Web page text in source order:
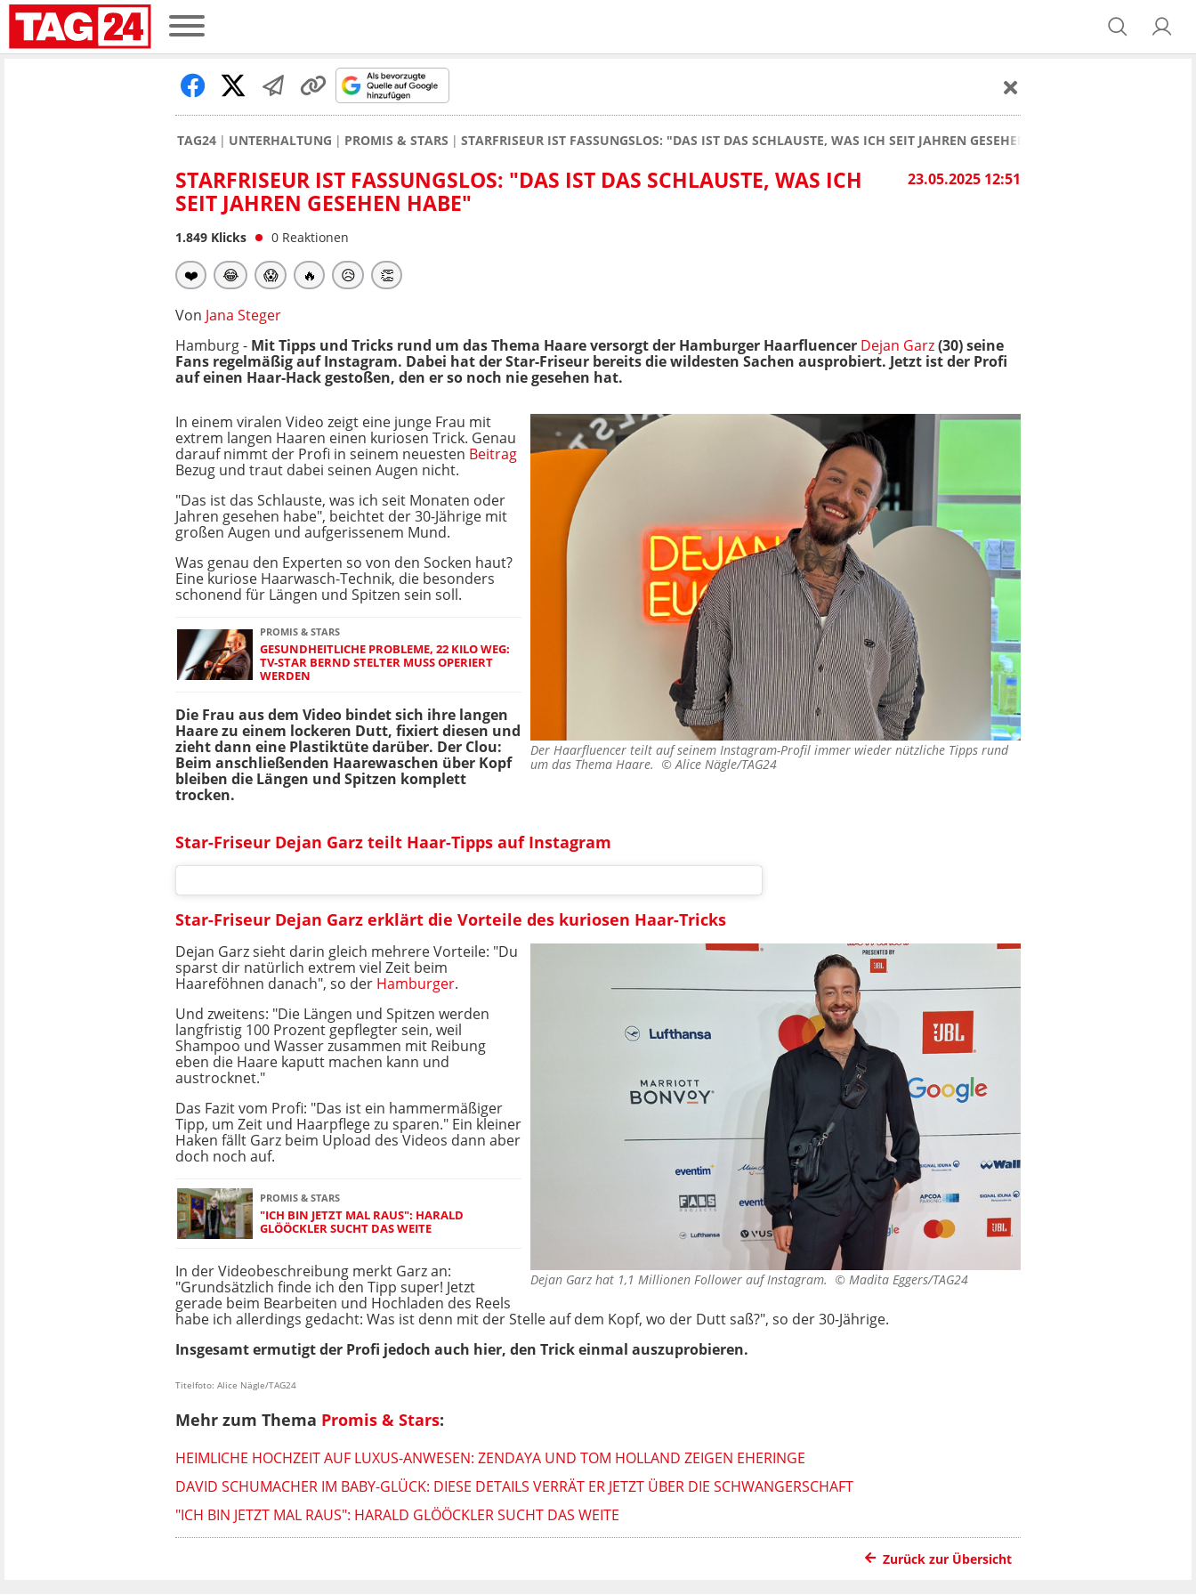
TAG24 UNTERHALTUNG PROMIS & STARS STARFRISEUR IST FASSUNGSLOS: "DAS IST DAS SCHLAUSTE, WAS ICH SEIT JAHREN GESEHEN HABE"
23.05.2025 12:51
STARFRISEUR IST FASSUNGSLOS: "DAS IST DAS SCHLAUSTE, WAS ICH
SEIT JAHREN GESEHEN HABE"
1.849 Klicks 0 Reaktionen
❤️ 😂 😱 🔥 😥 👏
Von Jana Steger
Hamburg - Mit Tipps und Tricks rund um das Thema Haare versorgt der Hamburger Haarfluencer Dejan Garz(30) seine
Fans regelmäßig auf Instagram. Dabei hat der Star-Friseur bereits die wildesten Sachen ausprobiert. Jetzt ist der Profi
auf einen Haar-Hack gestoßen, den er so noch nie gesehen hat.
Der Haarfluencer teilt auf seinem Instagram-Profil immer wieder nützliche Tipps rund
um das Thema Haare. ©Alice Nägle/TAG24
In einem viralen Video zeigt eine junge Frau mit
extrem langen Haaren einen kuriosen Trick. Genau
darauf nimmt der Profi in seinem neuesten Beitrag
Bezug und traut dabei seinen Augen nicht.
"Das ist das Schlauste, was ich seit Monaten oder
Jahren gesehen habe", beichtet der 30-Jährige mit
großen Augen und aufgerissenem Mund.
Was genau den Experten so von den Socken haut?
Eine kuriose Haarwasch-Technik, die besonders
schonend für Längen und Spitzen sein soll.
PROMIS & STARS
GESUNDHEITLICHE PROBLEME, 22 KILO WEG:
TV-STAR BERND STELTER MUSS OPERIERT
WERDEN
Die Frau aus dem Video bindet sich ihre langen
Haare zu einem lockeren Dutt, fixiert diesen und
zieht dann eine Plastiktüte darüber. Der Clou:
Beim anschließenden Haarewaschen über Kopf
bleiben die Längen und Spitzen komplett
trocken.
Star-Friseur Dejan Garz teilt Haar-Tipps auf Instagram
Star-Friseur Dejan Garz erklärt die Vorteile des kuriosen Haar-Tricks
Dejan Garz hat 1,1 Millionen Follower auf Instagram. © Madita Eggers/TAG24
Dejan Garz sieht darin gleich mehrere Vorteile: "Du
sparst dir natürlich extrem viel Zeit beim
Haareföhnen danach", so der Hamburger.
Und zweitens: "Die Längen und Spitzen werden
langfristig 100 Prozent gepflegter sein, weil
Shampoo und Wasser zusammen mit Reibung
eben die Haare kaputt machen kann und
austrocknet."
Das Fazit vom Profi: "Das ist ein hammermäßiger
Tipp, um Zeit und Haarpflege zu sparen." Ein kleiner
Haken fällt Garz beim Upload des Videos dann aber
doch noch auf.
PROMIS & STARS
"ICH BIN JETZT MAL RAUS": HARALD
GLÖÖCKLER SUCHT DAS WEITE
In der Videobeschreibung merkt Garz an:
"Grundsätzlich finde ich den Tipp super! Jetzt
gerade beim Bearbeiten und Hochladen des Reels
habe ich allerdings gedacht: Was ist denn mit der Stelle auf dem Kopf, wo der Dutt saß?", so der 30-Jährige.
Insgesamt ermutigt der Profi jedoch auch hier, den Trick einmal auszuprobieren.
Titelfoto: Alice Nägle/TAG24
Mehr zum Thema Promis & Stars:
HEIMLICHE HOCHZEIT AUF LUXUS-ANWESEN: ZENDAYA UND TOM HOLLAND ZEIGEN EHERINGE
DAVID SCHUMACHER IM BABY-GLÜCK: DIESE DETAILS VERRÄT ER JETZT ÜBER DIE SCHWANGERSCHAFT
"ICH BIN JETZT MAL RAUS": HARALD GLÖÖCKLER SUCHT DAS WEITE
Zurück zur Übersicht